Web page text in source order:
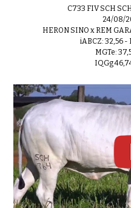
0:31
0:32
C733 FIV SCH
24/08/
HERON SINO x REM
iABCZ: 32,56 -
MGTe:
IQGg